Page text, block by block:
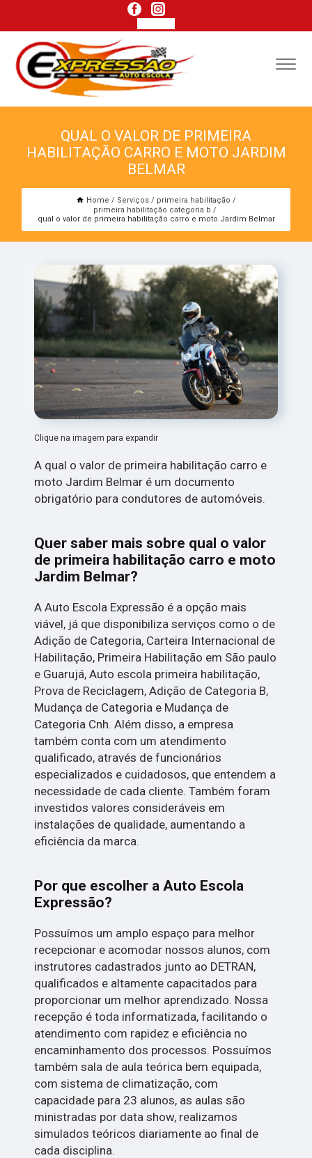
QUAL O VALOR DE PRIMEIRA
HABILITAÇÃO CARRO E MOTO JARDIM
BELMAR
Home Serviços
primeira habilitação
primeira habilitação categoria b
qual o valor de primeira habilitação carro e moto Jardim Belmar
Clique na imagem para expandir
A qual o valor de primeira habilitação carro e
moto Jardim Belmar é um documento
obrigatório para condutores de automóveis.
Quer saber mais sobre qual o valor
de primeira habilitação carro e moto
Jardim Belmar?
A Auto Escola Expressão é a opção mais
viável, já que disponibiliza serviços como o de
Adição de Categoria, Carteira Internacional de
Habilitação, Primeira Habilitação em São paulo
e Guarujá, Auto escola primeira habilitação,
Prova de Reciclagem, Adição de Categoria B,
Mudança de Categoria e Mudança de
Categoria Cnh. Além disso, a empresa
também conta com um atendimento
qualificado, através de funcionários
especializados e cuidadosos, que entendem a
necessidade de cada cliente. Também foram
investidos valores consideráveis em
instalações de qualidade, aumentando a
eficiência da marca.
Por que escolher a Auto Escola
Expressão?
Possuímos um amplo espaço para melhor
recepcionar e acomodar nossos alunos, com
instrutores cadastrados junto ao DETRAN,
qualificados e altamente capacitados para
proporcionar um melhor aprendizado. Nossa
recepção é toda informatizada, facilitando o
atendimento com rapidez e eficiência no
encaminhamento dos processos. Possuímos
também sala de aula teórica bem equipada,
com sistema de climatização, com
capacidade para 23 alunos, as aulas são
ministradas por data show, realizamos
simulados teóricos diariamente ao final de
cada disciplina.